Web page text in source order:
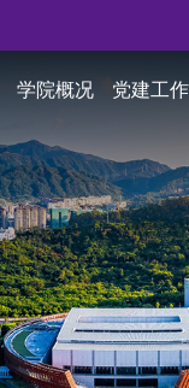
学院概况 党建工作